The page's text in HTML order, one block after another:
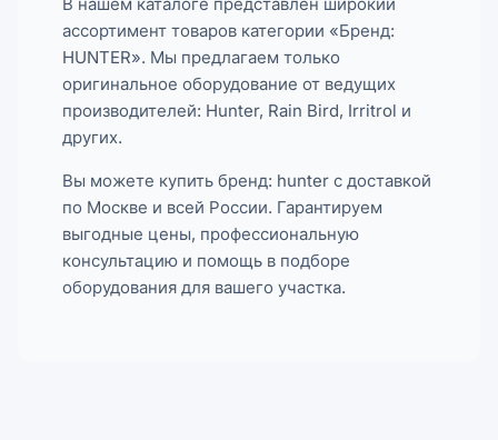
ассортимент товаров категории «Бренд:
HUNTER». Мы предлагаем только
оригинальное оборудование от ведущих
производителей: Hunter, Rain Bird, Irritrol и
других.
Вы можете купить бренд: hunter с доставкой
по Москве и всей России. Гарантируем
выгодные цены, профессиональную
консультацию и помощь в подборе
оборудования для вашего участка.